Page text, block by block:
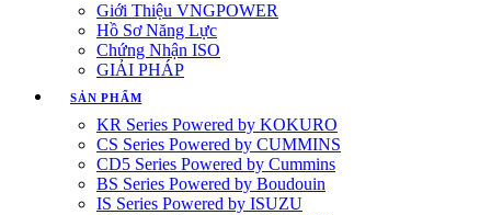
Giới Thiệu VNGPOWER
Hồ Sơ Năng Lực
Chứng Nhận ISO
GIẢI PHÁP
SẢN PHẨM
KR Series Powered by KOKURO
CS Series Powered by CUMMINS
CD5 Series Powered by Cummins
BS Series Powered by Boudouin
IS Series Powered by ISUZU